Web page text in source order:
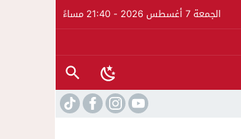
الجمعة 7 أغسطس 2026 - 21:40 مساءً